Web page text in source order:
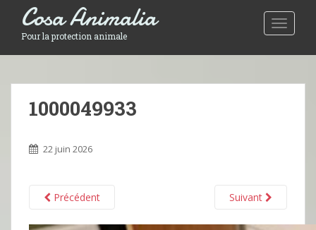
Toggle
Cosa Animalia
Pour la protection animale
1000049933
22 juin 2026
Précédent Suivant